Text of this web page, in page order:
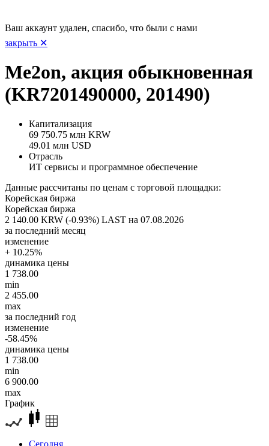
Ваш аккаунт удален, спасибо, что были с нами
закрыть ✕
Me2on, акция обыкновенная
(KR7201490000, 201490)
Капитализация
69 750.75 млн KRW
49.01 млн USD
Отрасль
ИТ сервисы и программное обеспечение
Данные рассчитаны по ценам с торговой площадки:
Корейская биржа
Корейская биржа
2 140.00 KRW (-0.93%) LAST на 07.08.2026
за последний месяц
изменение
+ 10.25%
динамика цены
1 738.00
min
2 455.00
max
за последний год
изменение
-58.45%
динамика цены
1 738.00
min
6 900.00
max
График
Сегодня